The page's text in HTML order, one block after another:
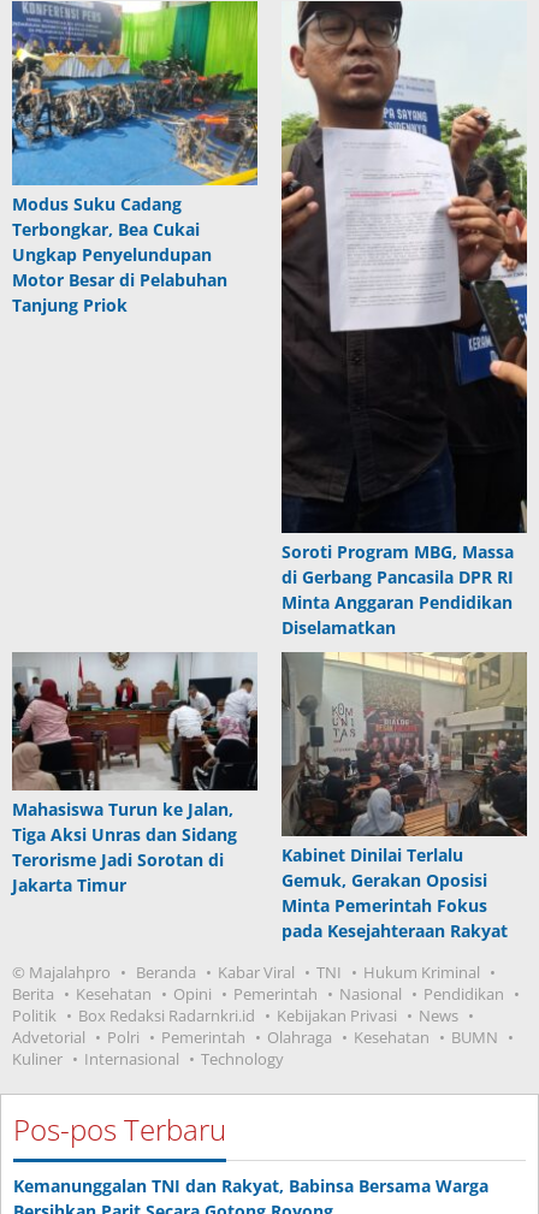
Modus Suku Cadang
Terbongkar, Bea Cukai
Ungkap Penyelundupan
Motor Besar di Pelabuhan
Tanjung Priok
Soroti Program MBG, Massa
di Gerbang Pancasila DPR RI
Minta Anggaran Pendidikan
Diselamatkan
Mahasiswa Turun ke Jalan,
Tiga Aksi Unras dan Sidang
Terorisme Jadi Sorotan di
Jakarta Timur
Kabinet Dinilai Terlalu
Gemuk, Gerakan Oposisi
Minta Pemerintah Fokus
pada Kesejahteraan Rakyat
© Majalahpro Beranda Kabar Viral TNI
Hukum Kriminal
Berita
Kesehatan Opini Pemerintah Nasional
Pendidikan
Politik
Box Redaksi Radarnkri.id Kebijakan Privasi
News
Advetorial
Polri Pemerintah Olahraga Kesehatan
BUMN
Kuliner
Internasional Technology
Pos-pos Terbaru
Kemanunggalan TNI dan Rakyat, Babinsa Bersama Warga